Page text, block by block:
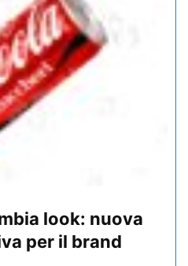
look: nuova
per il brand